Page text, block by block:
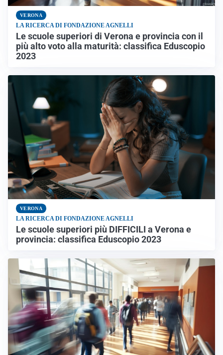
VERONA
LA RICERCA DI FONDAZIONE AGNELLI
Le scuole superiori di Verona e provincia con il
più alto voto alla maturità: classifica Eduscopio
2023
VERONA
LA RICERCA DI FONDAZIONE AGNELLI
Le scuole superiori più DIFFICILI a Verona e
provincia: classifica Eduscopio 2023